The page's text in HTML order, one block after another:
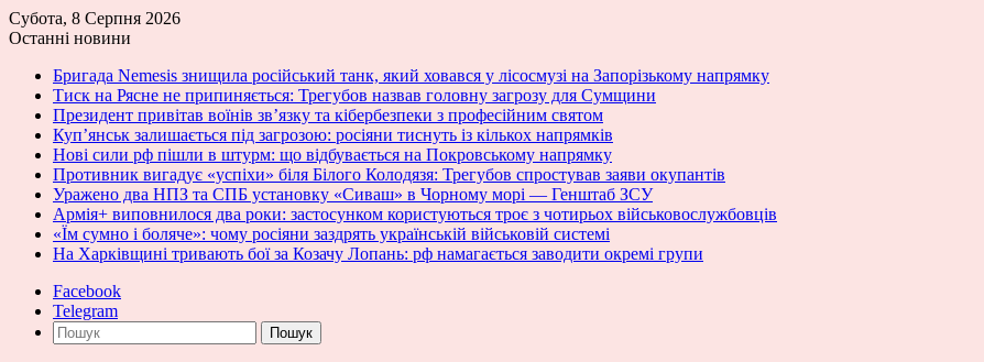
Субота, 8 Серпня 2026
Останні новини
Бригада Nemesis знищила російський танк, який ховався у лісосмузі на Запорізькому напрямку
Тиск на Рясне не припиняється: Трегубов назвав головну загрозу для Сумщини
Президент привітав воїнів зв’язку та кібербезпеки з професійним святом
Куп’янськ залишається під загрозою: росіяни тиснуть із кількох напрямків
Нові сили рф пішли в штурм: що відбувається на Покровському напрямку
Противник вигадує «успіхи» біля Білого Колодязя: Трегубов спростував заяви окупантів
Уражено два НПЗ та СПБ установку «Сиваш» в Чорному морі — Генштаб ЗСУ
Армія+ виповнилося два роки: застосунком користуються троє з чотирьох військовослужбовців
«Їм сумно і боляче»: чому росіяни заздрять українській військовій системі
На Харківщині тривають бої за Козачу Лопань: рф намагається заводити окремі групи
Facebook
Telegram
Пошук